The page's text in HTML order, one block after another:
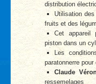
distribution
Utilisation
fruits et des
Cet appareil
piston dans un
Les
paratonnerre
Claude
ressemelages